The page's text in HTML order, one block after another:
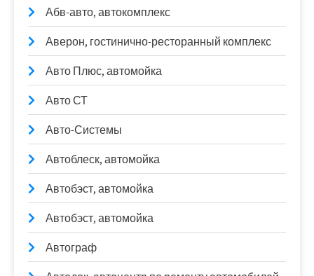
Абв-авто, автокомплекс
Аверон, гостинично-ресторанный комплекс
Авто Плюс, автомойка
Авто СТ
Авто-Системы
Автоблеск, автомойка
Автобэст, автомойка
Автобэст, автомойка
Автограф